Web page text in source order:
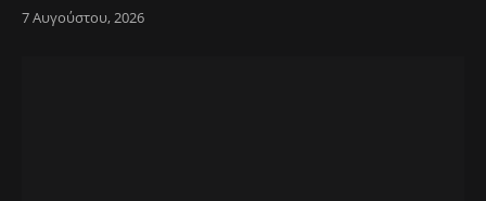
7 Αυγούστου, 2026